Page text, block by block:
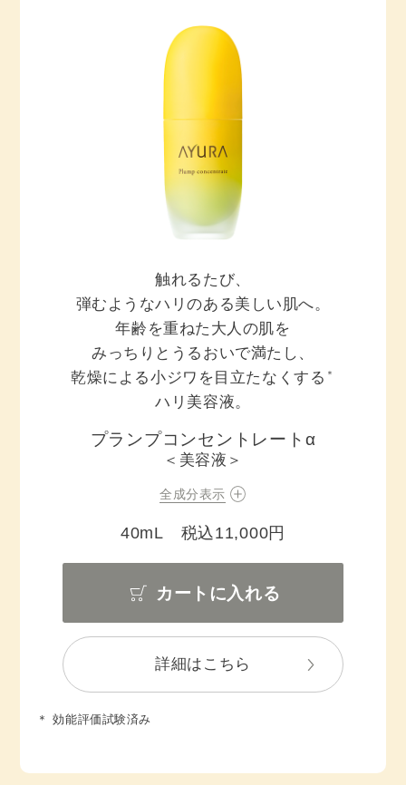
触れるたび、
弾むようなハリのある美しい肌へ。
年齢を重ねた大人の肌を
みっちりとうるおいで満たし、
乾燥による小ジワを目立たなくする ＊
ハリ美容液。
プランプコンセントレートα
＜美容液＞
全成分表示
40mL 税込11,000円
カートに入れる
詳細はこちら
＊ 効能評価試験済み